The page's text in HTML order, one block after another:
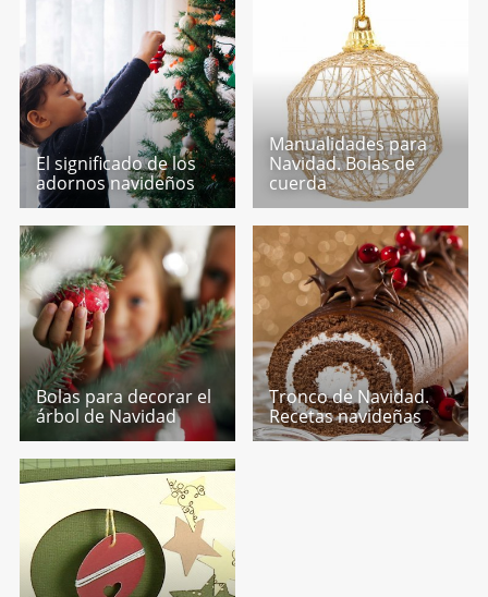
El significado de los
adornos navideños
Manualidades para
Navidad. Bolas de
cuerda
Bolas para decorar el
árbol de Navidad
Tronco de Navidad.
Recetas navideñas